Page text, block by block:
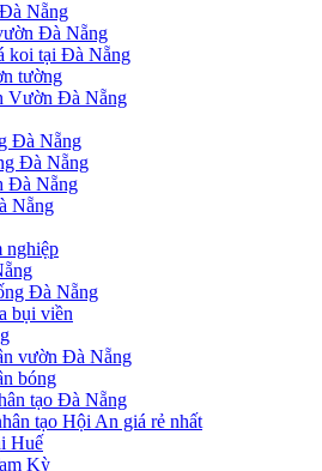
Nẵng
Đà Nẵng
koi tại Đà Nẵng
tường
Vườn Đà Nẵng
Đà Nẵng
Đà Nẵng
Đà Nẵng
Nẵng
nghiệp
Đà Nẵng
bụi viền
vườn Đà Nẵng
bóng
tạo Đà Nẵng
tạo Hội An giá rẻ nhất
Huế
Kỳ